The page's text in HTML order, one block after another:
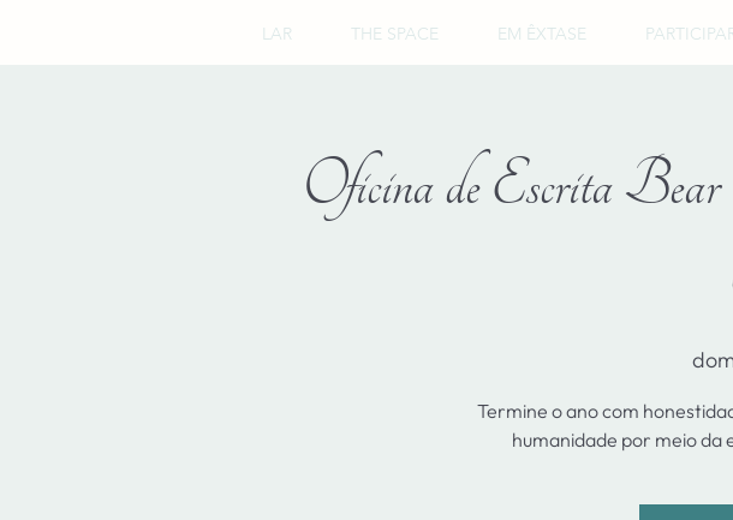
LAR THE SPACE EM ÊXTASE
Oficina de Escrita
Termine o ano com
humanidade por meio da